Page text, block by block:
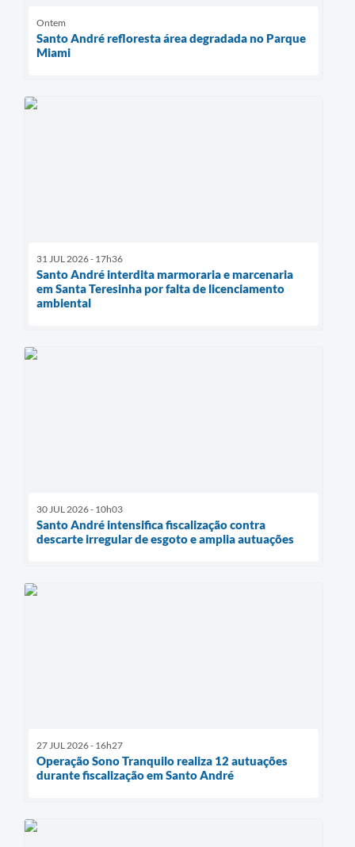
Ontem
Santo André refloresta área degradada no Parque
Miami
31 JUL 2026 - 17h36
Santo André interdita marmoraria e marcenaria
em Santa Teresinha por falta de licenciamento
ambiental
30 JUL 2026 - 10h03
Santo André intensifica fiscalização contra
descarte irregular de esgoto e amplia autuações
27 JUL 2026 - 16h27
Operação Sono Tranquilo realiza 12 autuações
durante fiscalização em Santo André